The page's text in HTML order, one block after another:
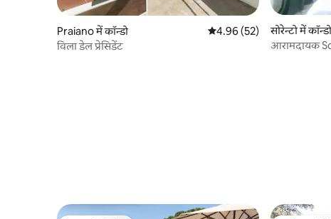
Praiano में कॉन्डो औसत रेटिंग 5 में से 4.96, 52
4.96 (52)
विला डेल प्रेसिडेंट
सोरेन्टो में कॉन्डो
आरामदायक